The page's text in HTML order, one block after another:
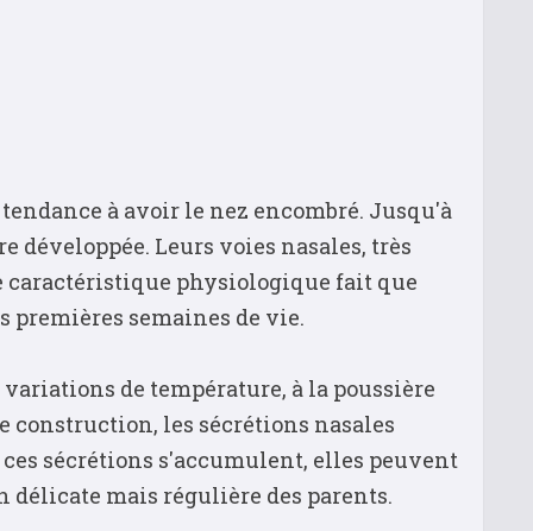
à avoir le nez encombré. Jusqu'à
Leurs voies nasales, très
caractéristique physiologique fait que
premières semaines de vie.
de température, à la poussière
construction, les sécrétions nasales
sécrétions s'accumulent, elles peuvent
mais régulière des parents.